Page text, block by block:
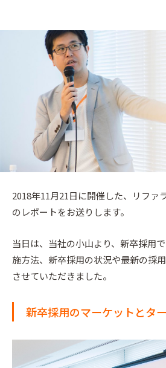
2018年11月21日に開催した、リファ
のレポートをお送りします。
当日は、当社の小山より、新卒採用
施方法、新卒採用の状況や最新の採
させていただきました。
新卒採用のマーケットとタ